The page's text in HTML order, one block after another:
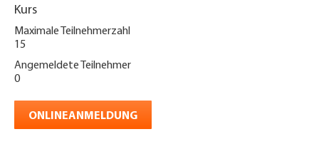
Kurs
Maximale Teilnehmerzahl
15
Angemeldete Teilnehmer
0
ONLINEANMELDUNG